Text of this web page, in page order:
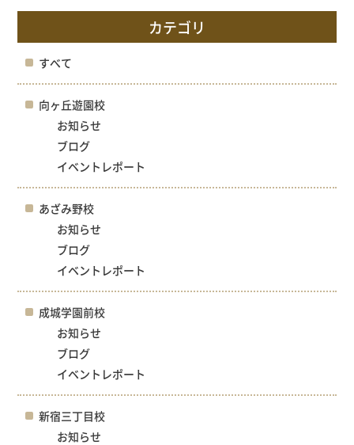
カテゴリ
すべて
向ヶ丘遊園校
お知らせ
ブログ
イベントレポート
あざみ野校
お知らせ
ブログ
イベントレポート
成城学園前校
お知らせ
ブログ
イベントレポート
新宿三丁目校
お知らせ